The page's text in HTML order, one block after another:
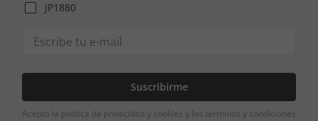
JP1880
Suscribirme
Acepto la política de privacidad y cookies y los términos y condiciones